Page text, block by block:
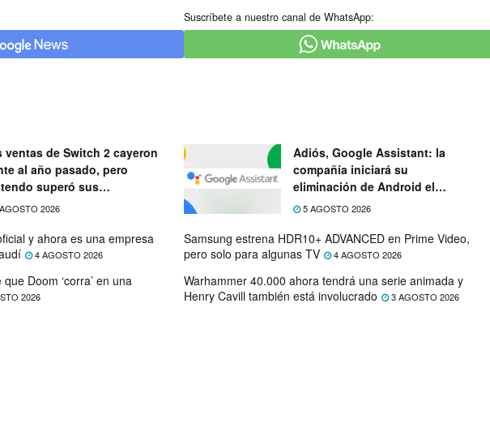
Suscríbete a nuestro canal de WhatsApp:
ventas de Switch 2 cayeron
al año pasado, pero
superó sus
2026
Adiós, Google Assistant: la
compañía iniciará su
eliminación de Android el
próximo mes
5 AGOSTO 2026
y ahora es una empresa
4 AGOSTO 2026
Samsung estrena HDR10+ ADVANCED en Prime Video,
pero solo para algunas TV
4 AGOSTO 2026
Doom ‘corra’ en una
2026
Warhammer 40.000 ahora tendrá una serie animada y
Henry Cavill también está involucrado
3 AGOSTO 2026